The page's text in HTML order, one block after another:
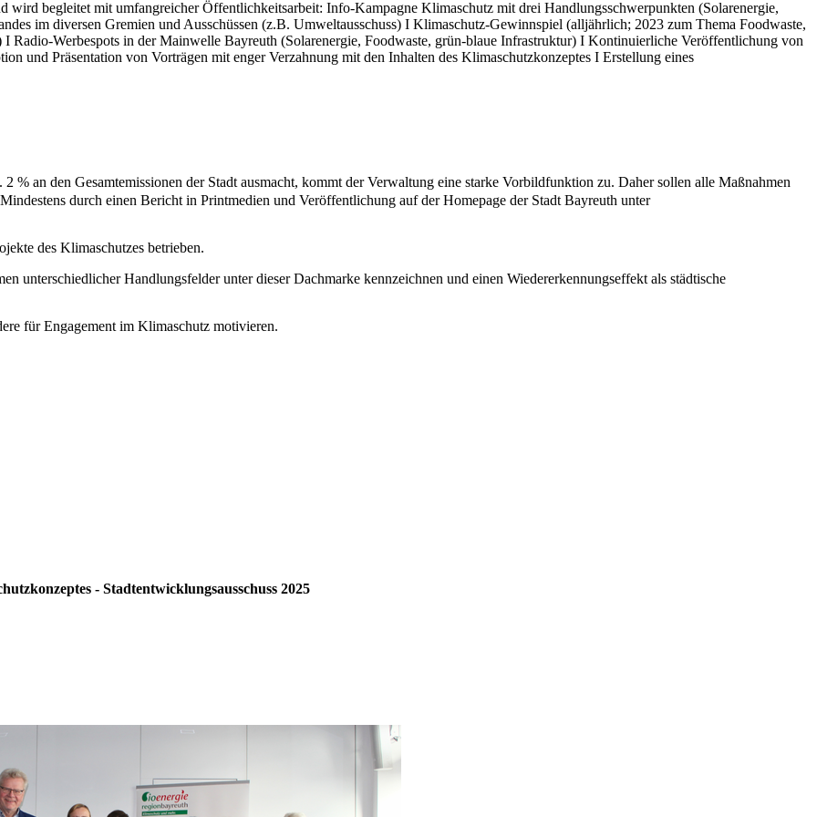
wird begleitet mit umfangreicher Öffentlichkeitsarbeit: Info-Kampagne Klimaschutz mit drei Handlungsschwerpunkten (Solarenergie,
im diversen Gremien und Ausschüssen (z.B. Umweltausschuss) I Klimaschutz-Gewinnspiel (alljährlich; 2023 zum Thema Foodwaste,
Radio-Werbespots in der Mainwelle Bayreuth (Solarenergie, Foodwaste, grün-blaue Infrastruktur) I Kontinuierliche Veröffentlichung von
und Präsentation von Vorträgen mit enger Verzahnung mit den Inhalten des Klimaschutzkonzeptes I Erstellung eines
% an den Gesamtemissionen der Stadt ausmacht, kommt der Verwaltung eine starke Vorbildfunktion zu. Daher sollen alle Maßnahmen
durch einen Bericht in Printmedien und Veröffentlichung auf der Homepage der Stadt Bayreuth unter
des Klimaschutzes betrieben.
unterschiedlicher Handlungsfelder unter dieser Dachmarke kennzeichnen und einen Wiedererkennungseffekt als städtische
für Engagement im Klimaschutz motivieren.
- Stadtentwicklungsausschuss 2025